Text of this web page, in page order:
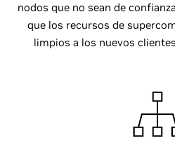
nodos que no sean de
que los recursos de
limpios a los nuevos